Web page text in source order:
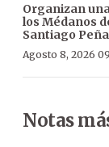
Organizan
los Médanos
Santiago Peña
Agosto 8, 2026
Notas